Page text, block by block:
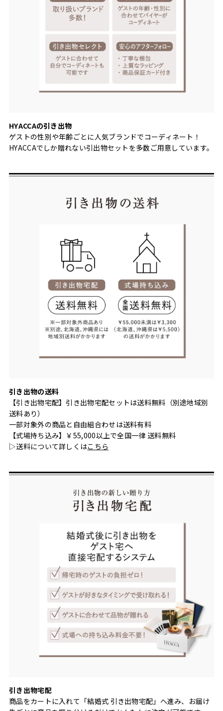
HYACCAの引き出物
ゲストの性別や年齢ごとに人気ブランドでコーディネート！
HYACCAでしか贈れない引出物セットを多数ご用意しています。
引き出物の送料
【引き出物宅配】引き出物宅配セットは送料無料（別途地域別
送料あり）
一部対象外の商品と自由組合わせは送料有料
【式場持ち込み】￥55,000以上で全国一律 送料無料
▷送料について詳しくはこちら
引き出物宅配
商品をカートに入れて「結婚式 引き出物宅配」へ進み、お届け